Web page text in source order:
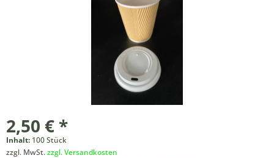
2,50 € *
Inhalt: 100 Stück
zzgl. MwSt.zzgl. Versandkosten